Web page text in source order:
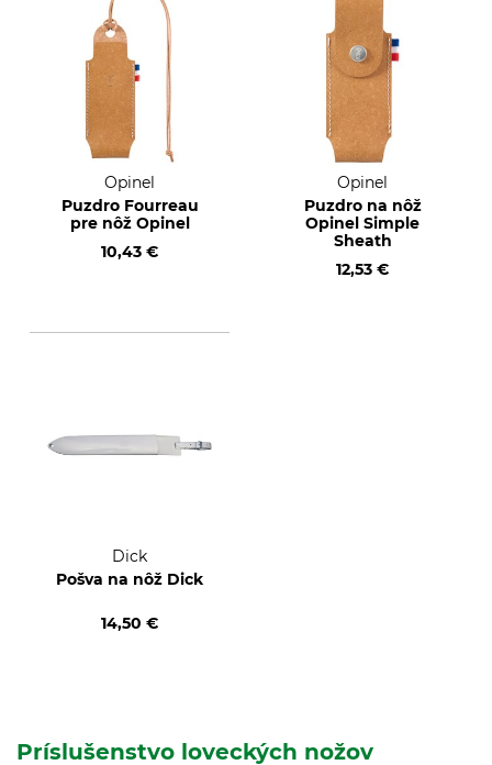
Opinel
Puzdro Fourreau
pre nôž Opinel
10,43 €
Opinel
Puzdro na nôž
Opinel Simple
Sheath
12,53 €
Dick
Pošva na nôž Dick
14,50 €
Príslušenstvo loveckých nožov